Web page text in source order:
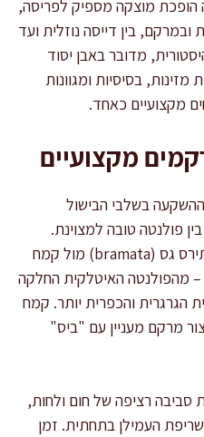
הופכת מוצקה מספיק לפריסה,
ובמרקם, בין דייסה נוזלית ועד
מדובר באבן יסוד
בסיסיות ומגוונות
מקצועיים כאחד.
מקצועיים
בשלבי הבישול
פולנטה טובה למצוינת.
תחילת הדרך היא שימוש בקמח תירס גס (bramata) מול קמח
מהפולנטה האיטלקית החלקה
הגרגרית והכפרית יותר. קמח
מרקם מעניין עם "ביס"
סביבה רציפה של חום ולחות,
העמילן בתחתית. זמן